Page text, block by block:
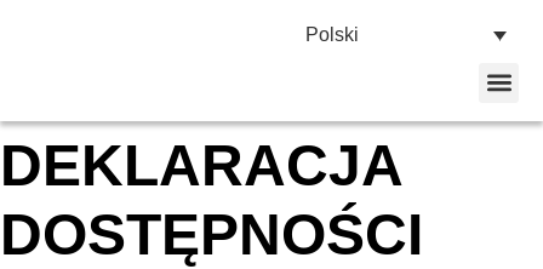
Polski
DEKLARACJA
DOSTĘPNOŚCI